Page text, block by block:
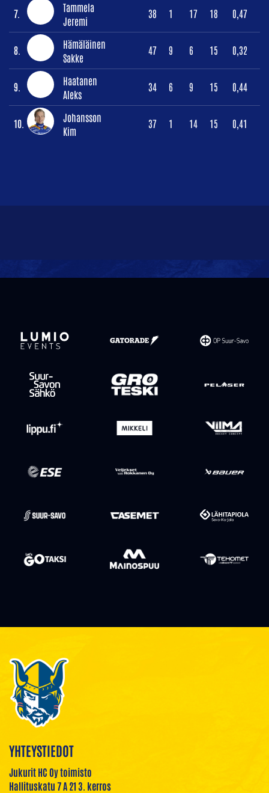
7.
Tammela
Jeremi
38 1 17 18 0,47
8.
Hämäläinen
Sakke
47 9 6 15 0,32
9.
Haatanen
Aleks
34 6 9 15 0,44
10.
Johansson
Kim
37 1 14 15 0,41
YHTEYSTIEDOT
Jukurit HC Oy toimisto
Hallituskatu 7 A 21 3. kerros